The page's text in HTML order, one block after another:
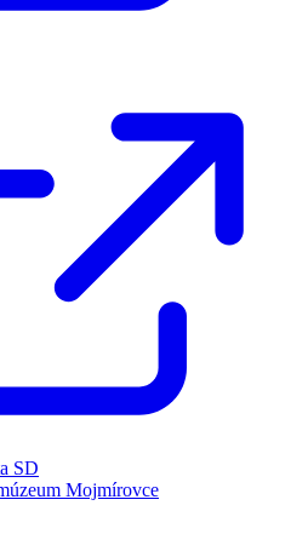
SD
Mojmírovce